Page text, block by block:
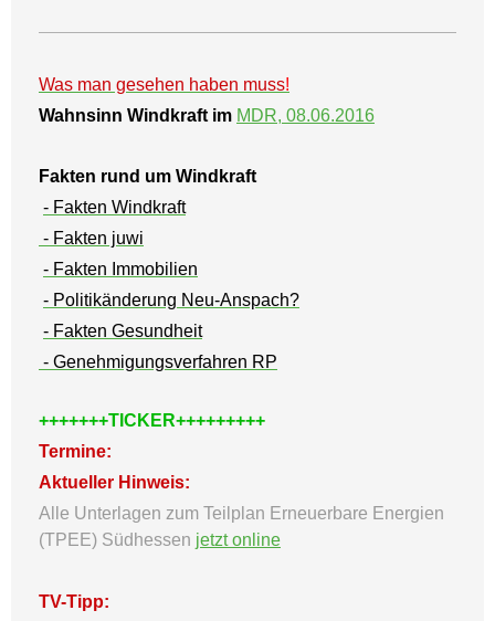
Was man gesehen haben muss!
Wahnsinn Windkraft im MDR, 08.06.2016
Fakten rund um Windkraft
- Fakten Windkraft
- Fakten juwi
- Fakten Immobilien
- Politikänderung Neu-Anspach?
- Fakten Gesundheit
- Genehmigungsverfahren RP
+++++++TICKER+++++++++
Termine:
Aktueller Hinweis:
Alle Unterlagen zum Teilplan Erneuerbare Energien
(TPEE) Südhessen jetzt online
TV-Tipp: